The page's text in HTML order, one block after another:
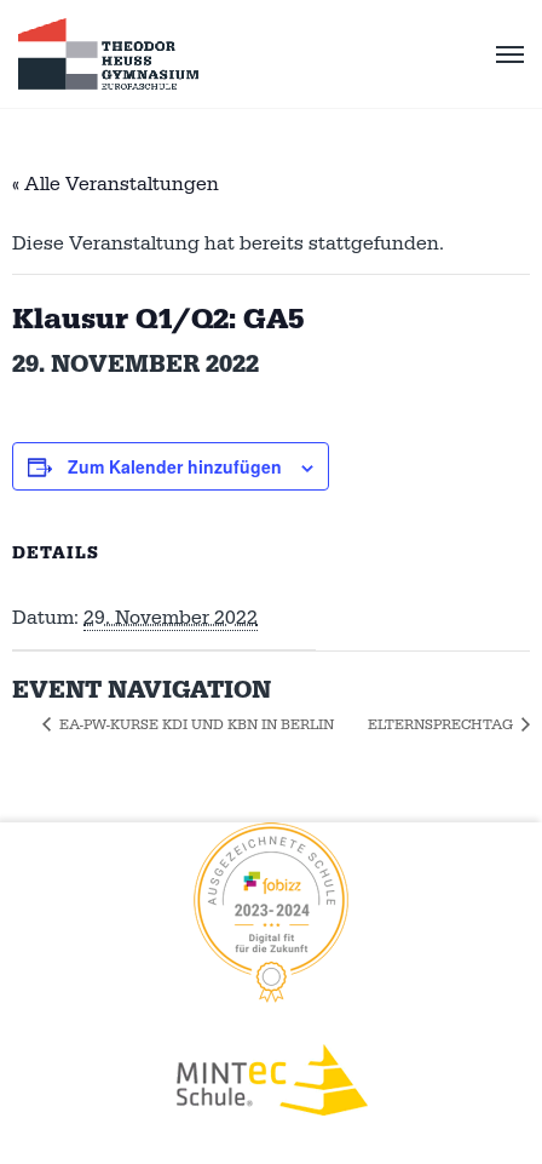
« Alle Veranstaltungen
Diese Veranstaltung hat bereits stattgefunden.
Klausur Q1/Q2: GA5
29. NOVEMBER 2022
Zum Kalender hinzufügen
DETAILS
Datum: 29. November 2022
EVENT NAVIGATION
EA-PW-KURSE KDI UND KBN IN BERLIN ELTERNSPRECHTAG